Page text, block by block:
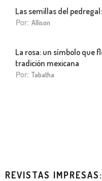
Las semillas del
Por: Allison
La rosa: un símbolo que
tradición mexicana
Por: Tabatha
REVISTAS IMPRESAS: